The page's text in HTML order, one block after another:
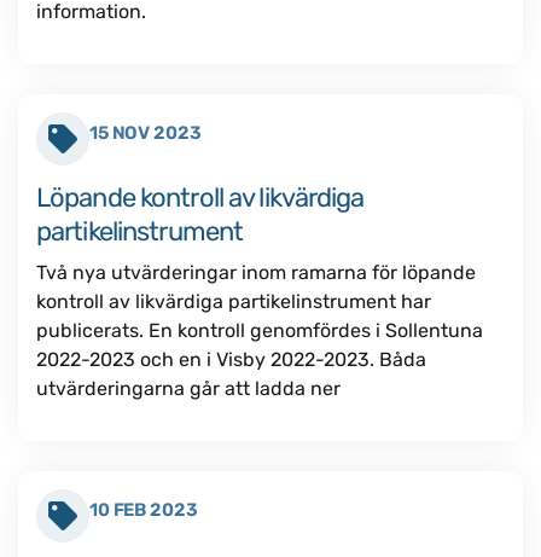
information.
15 NOV 2023
Löpande kontroll av likvärdiga
partikelinstrument
Två nya utvärderingar inom ramarna för löpande
kontroll av likvärdiga partikelinstrument har
publicerats. En kontroll genomfördes i Sollentuna
2022-2023 och en i Visby 2022-2023. Båda
utvärderingarna går att ladda ner
10 FEB 2023